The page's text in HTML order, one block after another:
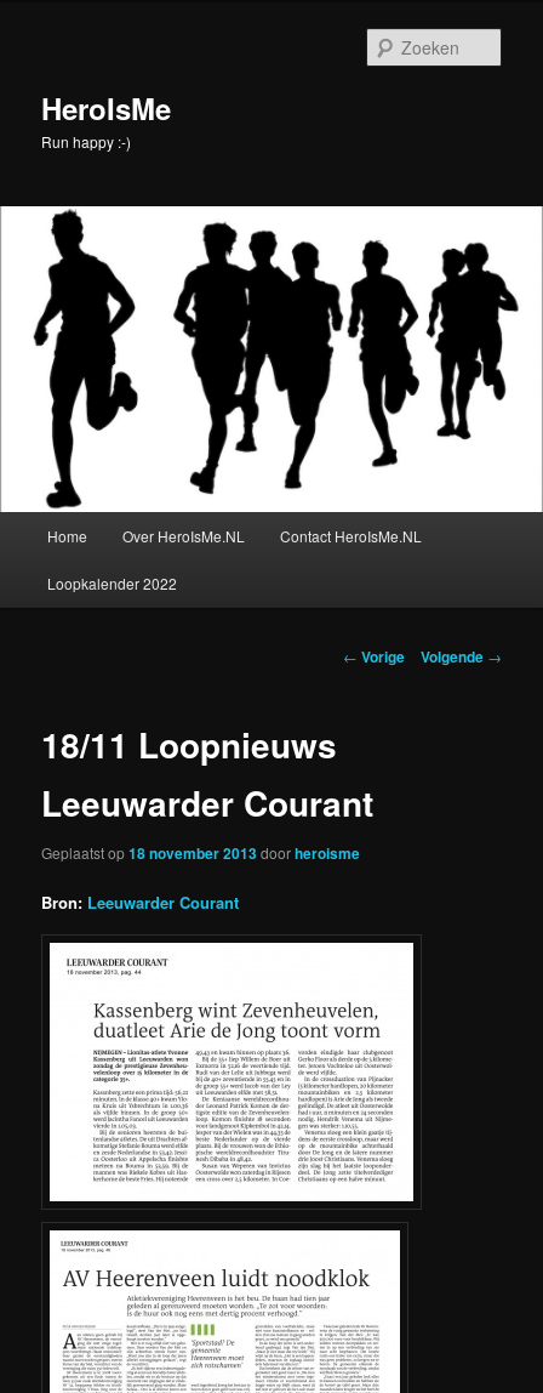
inhoudHeroIsMe
Run happy :-)
Home Over HeroIsMe.NL Contact HeroIsMe.NL
Loopkalender 2022
Berichtnavigatie
← Vorige Volgende →
18/11 Loopnieuws
Leeuwarder Courant
Geplaatst op18 november 2013doorheroisme
Bron: Leeuwarder Courant